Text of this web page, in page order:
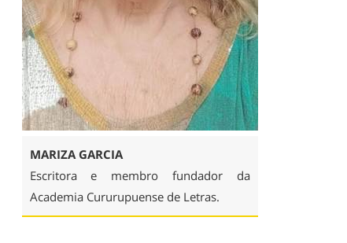
MARIZA GARCIA
Escritora e membro fundador da
Academia Cururupuense de Letras.